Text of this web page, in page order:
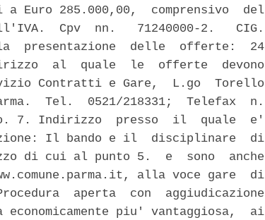
Euro 285.000,00,  comprensivo  del
Cpv  nn.   71240000-2.   CIG.
la  presentazione  delle  offerte:  24
al  quale  le  offerte  devono
Contratti e Gare,  L.go  Torello
Tel.  0521/218331;  Telefax  n.
7. Indirizzo  presso  il  quale  e'
Il bando e il  disciplinare  di
di cui al punto 5.  e  sono  anche
alla voce gare  di
aperta  con  aggiudicazione
piu' vantaggiosa,  ai